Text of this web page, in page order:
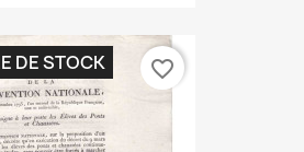
DE STOCK favorite_border